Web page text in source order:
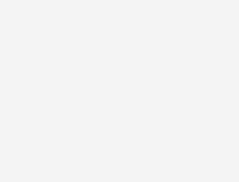
eingestuften bestmöglichen
waren 2025 bis zu 7,35 Cent pro
(kWh). Der durch die Novemberauktion
mittlere Zuschlagswert betrug nur noch
noch mit einem Zuschlag erfolgreiche Projekt
erzielte einen Grundtarif von 6,12
Projektangebot stellt die Stromeinspeisung
pro kWh in Aussicht.